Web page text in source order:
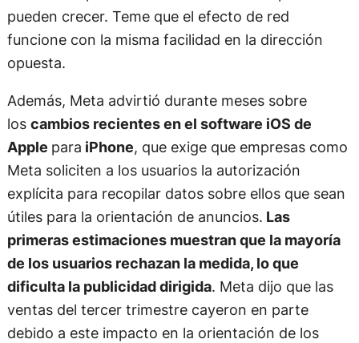
pueden crecer. Teme que el efecto de red
funcione con la misma facilidad en la dirección
opuesta.
Además, Meta advirtió durante meses sobre
los cambios recientes en el software iOS de
Apple para iPhone , que exige que empresas como
Meta soliciten a los usuarios la autorización
explícita para recopilar datos sobre ellos que sean
útiles para la orientación de anuncios. Las
primeras estimaciones muestran que la mayoría
de los usuarios rechazan la medida, lo que
dificulta la publicidad dirigida. Meta dijo que las
ventas del tercer trimestre cayeron en parte
debido a este impacto en la orientación de los